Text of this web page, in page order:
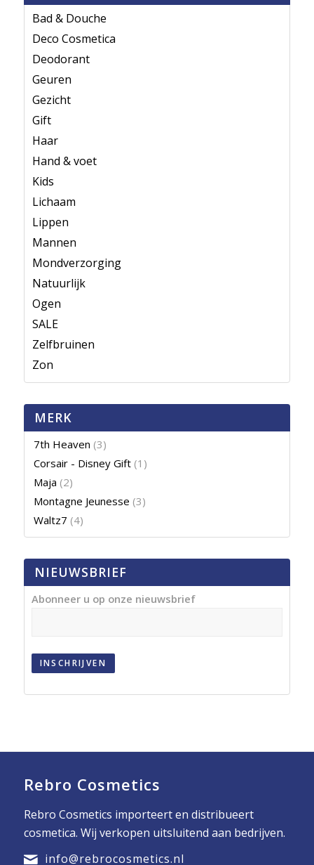
Bad & Douche
Deco Cosmetica
Deodorant
Geuren
Gezicht
Gift
Haar
Hand & voet
Kids
Lichaam
Lippen
Mannen
Mondverzorging
Natuurlijk
Ogen
SALE
Zelfbruinen
Zon
MERK
7th Heaven (3)
Corsair - Disney Gift (1)
Maja (2)
Montagne Jeunesse (3)
Waltz7 (4)
NIEUWSBRIEF
Abonneer u op onze nieuwsbrief
INSCHRIJVEN
Rebro Cosmetics
Rebro Cosmetics importeert en distribueert
cosmetica. Wij verkopen uitsluitend aan bedrijven.
info@rebrocosmetics.nl